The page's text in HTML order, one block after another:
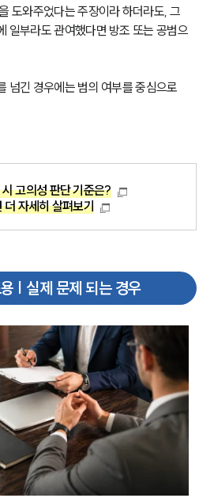
도와주었다는 주장이라 하더라도, 그
일부라도 관여했다면 방조 또는 공범으
넘긴 경우에는 범의 여부를 중심으로
고의성 판단 기준은?
더 자세히 살펴보기
| 실제 문제 되는 경우